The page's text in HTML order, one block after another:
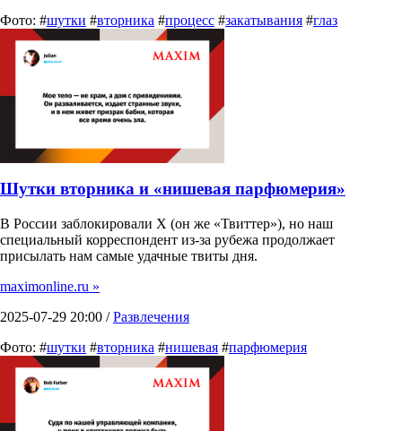
Фото: #шутки #вторника #процесс #закатывания #глаз
Шутки вторника и «нишевая парфюмерия»
В России заблокировали X (он же «Твиттер»), но наш
специальный корреспондент из-за рубежа продолжает
присылать нам самые удачные твиты дня.
maximonline.ru »
2025-07-29 20:00 /Развлечения
Фото: #шутки #вторника #нишевая #парфюмерия